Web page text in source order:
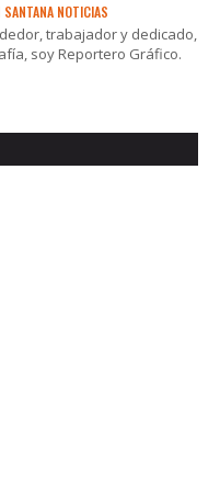
SANTANA NOTICIAS
trabajador y dedicado,
soy Reportero Gráfico.